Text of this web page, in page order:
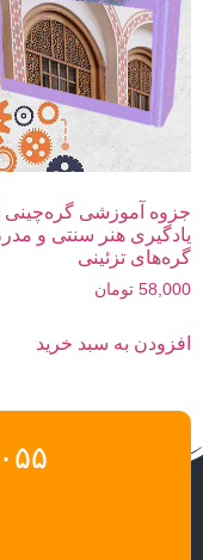
جزوه آموزشی گره‌چینی |
یادگیری هنر سنتی و
گره‌های تزئینی
58,000 تومان
افزودن به سبد خرید